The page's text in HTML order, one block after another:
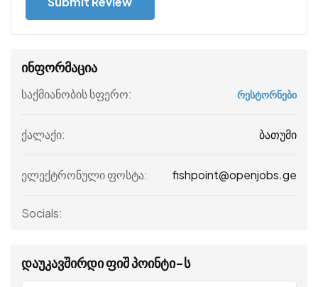
ინფორმაცია
საქმიანობის სფერო: რესტორნები
ქალაქი: ბათუმი
ელექტრონული ფოსტა: fishpoint@openjobs.ge
Socials:
დაუკავშირდი ფიშ პოინტი-ს